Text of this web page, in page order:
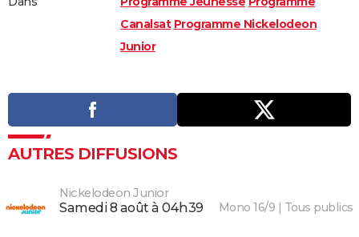
Canalsat Programme Nickelodeon
Junior
AUTRES DIFFUSIONS
Nickelodeon Junior
samedi 8 août à 04h39 Mono 16/9 | Tous publics